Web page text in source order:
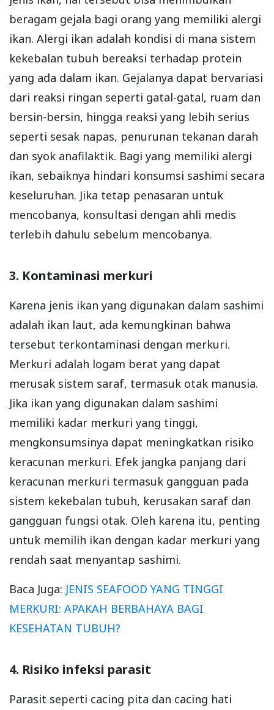
beragam gejala bagi orang yang memiliki alergi
ikan. Alergi ikan adalah kondisi di mana sistem
kekebalan tubuh bereaksi terhadap protein
yang ada dalam ikan. Gejalanya dapat bervariasi
dari reaksi ringan seperti gatal-gatal, ruam dan
bersin-bersin, hingga reaksi yang lebih serius
seperti sesak napas, penurunan tekanan darah
dan syok anafilaktik. Bagi yang memiliki alergi
ikan, sebaiknya hindari konsumsi sashimi secara
keseluruhan. Jika tetap penasaran untuk
mencobanya, konsultasi dengan ahli medis
terlebih dahulu sebelum mencobanya.
3. Kontaminasi merkuri
Karena jenis ikan yang digunakan dalam sashimi
adalah ikan laut, ada kemungkinan bahwa
tersebut terkontaminasi dengan merkuri.
Merkuri adalah logam berat yang dapat
merusak sistem saraf, termasuk otak manusia.
Jika ikan yang digunakan dalam sashimi
memiliki kadar merkuri yang tinggi,
mengkonsumsinya dapat meningkatkan risiko
keracunan merkuri. Efek jangka panjang dari
keracunan merkuri termasuk gangguan pada
sistem kekebalan tubuh, kerusakan saraf dan
gangguan fungsi otak. Oleh karena itu, penting
untuk memilih ikan dengan kadar merkuri yang
rendah saat menyantap sashimi.
Baca Juga: JENIS SEAFOOD YANG TINGGI
MERKURI: APAKAH BERBAHAYA BAGI
KESEHATAN TUBUH?
4. Risiko infeksi parasit
Parasit seperti cacing pita dan cacing hati